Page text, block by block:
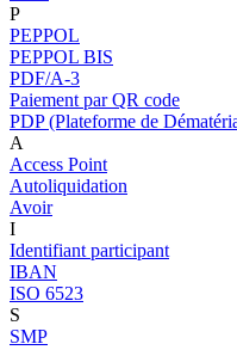
P
PEPPOL
PEPPOL BIS
PDF/A-3
Paiement par QR code
PDP (Plateforme de
A
Access Point
Autoliquidation
Avoir
I
Identifiant participant
IBAN
ISO 6523
S
SMP